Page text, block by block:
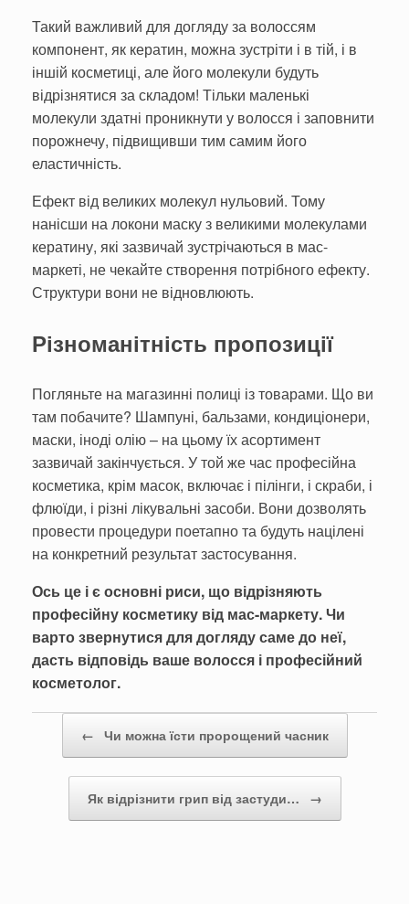
Такий важливий для догляду за волоссям
компонент, як кератин, можна зустріти і в тій, і в
іншій косметиці, але його молекули будуть
відрізнятися за складом! Тільки маленькі
молекули здатні проникнути у волосся і заповнити
порожнечу, підвищивши тим самим його
еластичність.
Ефект від великих молекул нульовий. Тому
нанісши на локони маску з великими молекулами
кератину, які зазвичай зустрічаються в мас-
маркеті, не чекайте створення потрібного ефекту.
Структури вони не відновлюють.
Різноманітність пропозиції
Погляньте на магазинні полиці із товарами. Що ви
там побачите? Шампуні, бальзами, кондиціонери,
маски, іноді олію – на цьому їх асортимент
зазвичай закінчується. У той же час професійна
косметика, крім масок, включає і пілінги, і скраби, і
флюїди, і різні лікувальні засоби. Вони дозволять
провести процедури поетапно та будуть націлені
на конкретний результат застосування.
Ось це і є основні риси, що відрізняють
професійну косметику від мас-маркету. Чи
варто звернутися для догляду саме до неї,
дасть відповідь ваше волосся і професійний
косметолог.
← Чи можна їсти пророщений часник
Як відрізнити грип від застуди… →